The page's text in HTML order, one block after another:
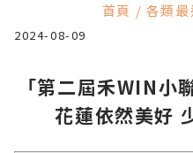
首頁 / 各類
2024-08-09
「第二屆禾WIN小
花蓮依然美好